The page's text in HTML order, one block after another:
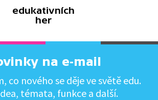
edukativních
her
na e-mail
co nového se děje ve světě edu.
témata, funkce a další.